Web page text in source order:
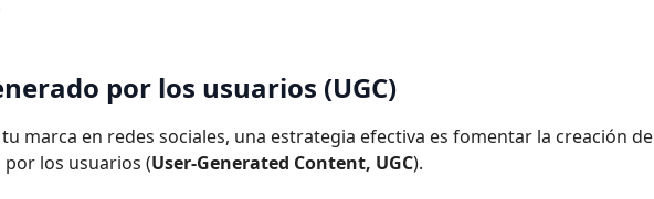
por los usuarios (UGC)
marca en redes sociales, una estrategia efectiva es fomentar la creación de
los usuarios (User-Generated Content, UGC).